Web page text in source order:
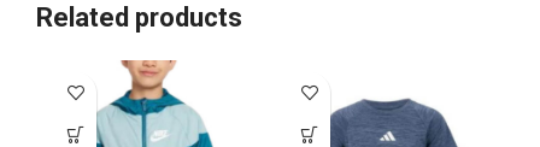
Related products